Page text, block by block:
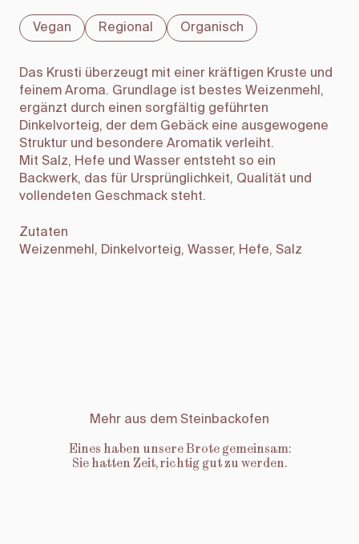
Vegan Regional Organisch
Das Krusti überzeugt mit einer kräftigen Kruste und
feinem Aroma. Grundlage ist bestes Weizenmehl,
ergänzt durch einen sorgfältig geführten
Dinkelvorteig, der dem Gebäck eine ausgewogene
Struktur und besondere Aromatik verleiht.
Mit Salz, Hefe und Wasser entsteht so ein
Backwerk, das für Ursprünglichkeit, Qualität und
vollendeten Geschmack steht.
Zutaten
Weizenmehl, Dinkelvorteig, Wasser, Hefe, Salz
Mehr aus dem Steinbackofen
Eines haben unsere Brote gemeinsam:
Sie hatten Zeit, richtig gut zu werden.